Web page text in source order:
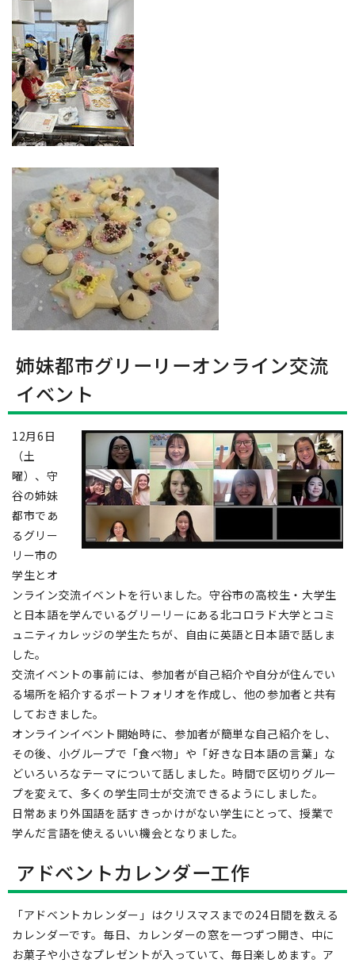
姉妹都市グリーリーオンライン交流
イベント
12月6日
（土
曜）、守
谷の姉妹
都市であ
るグリー
リー市の
学生とオ
ンライン交流イベントを行いました。守谷市の高校生・大学生
と日本語を学んでいるグリーリーにある北コロラド大学とコミ
ュニティカレッジの学生たちが、自由に英語と日本語で話しま
した。
交流イベントの事前には、参加者が自己紹介や自分が住んでい
る場所を紹介するポートフォリオを作成し、他の参加者と共有
しておきました。
オンラインイベント開始時に、参加者が簡単な自己紹介をし、
その後、小グループで「食べ物」や「好きな日本語の言葉」な
どいろいろなテーマについて話しました。時間で区切りグルー
プを変えて、多くの学生同士が交流できるようにしました。
日常あまり外国語を話すきっかけがない学生にとって、授業で
学んだ言語を使えるいい機会となりました。
アドベントカレンダー工作
「アドベントカレンダー」はクリスマスまでの24日間を数える
カレンダーです。毎日、カレンダーの窓を一つずつ開き、中に
お菓子や小さなプレゼントが入っていて、毎日楽しめます。ア